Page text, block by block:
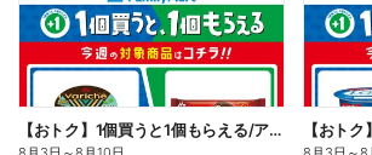
【おトク】1個買うと1個もらえる/アイス